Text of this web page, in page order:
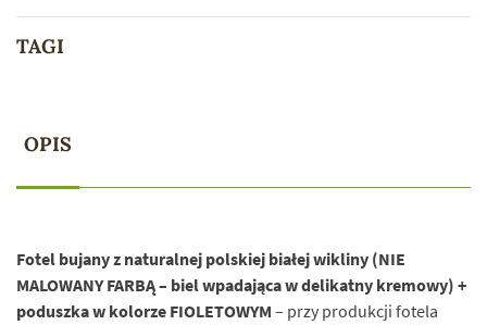
OPIS
Fotel bujanyz naturalnej polskiej białej wikliny (NIE
MALOWANY FARBĄ – biel wpadająca w delikatny kremowy) +
poduszka w kolorze FIOLETOWYM – przy produkcji fotela
TAGI